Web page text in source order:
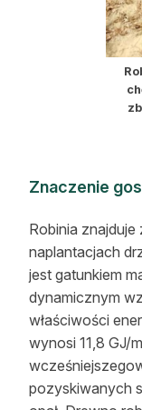
Znaczenie
Robinia
naplantacjach
jest gatunkiem
dynamicznym
właściwości
wynosi 11,8 GJ/
pozyskiwanych